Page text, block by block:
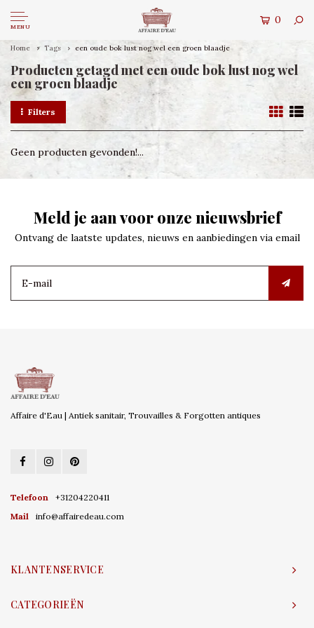
MENU
0
Home Tags een oude bok lust nog wel een groen blaadje
Producten getagd met een oude bok lust nog wel
een groen blaadje
Filters
Geen producten gevonden!...
Meld je aan voor onze nieuwsbrief
Ontvang de laatste updates, nieuws en aanbiedingen via email
Affaire d'Eau | Antiek sanitair, Trouvailles & Forgotten antiques
Telefoon
+31204220411
Mail
info@affairedeau.com
KLANTENSERVICE
CATEGORIEËN